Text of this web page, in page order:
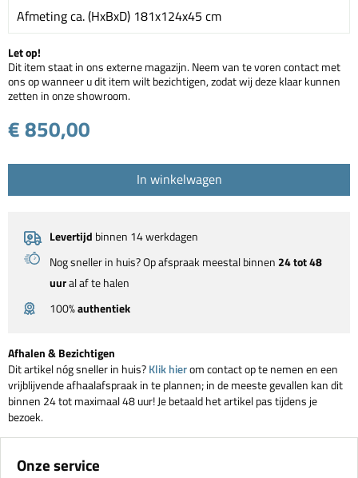
Afmeting ca. (HxBxD) 181x124x45 cm
Let op!
Dit item staat in ons externe magazijn. Neem van te voren contact met
ons op wanneer u dit item wilt bezichtigen, zodat wij deze klaar kunnen
zetten in onze showroom.
€ 850,00
In winkelwagen
Levertijd binnen 14 werkdagen
Nog sneller in huis? Op afspraak meestal binnen 24 tot 48
uural af te halen
100%authentiek
Afhalen & Bezichtigen
Dit artikel nóg sneller in huis?Klik hierom contact op te nemen en een
vrijblijvende afhaalafspraak in te plannen; in de meeste gevallen kan dit
binnen 24 tot maximaal 48 uur! Je betaald het artikel pas tijdens je
bezoek.
Onze service